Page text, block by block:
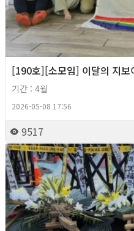
[190호][소모임] 이달의 지보
기간 : 4월
2026-05-08 17:56
9517